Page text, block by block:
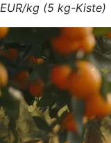
EUR/kg (5 kg-Kiste)